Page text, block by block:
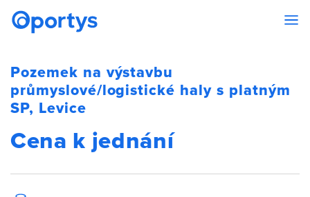
Pozemek na výstavbu
průmyslové/logistické haly s platným
SP, Levice
Cena k jednání